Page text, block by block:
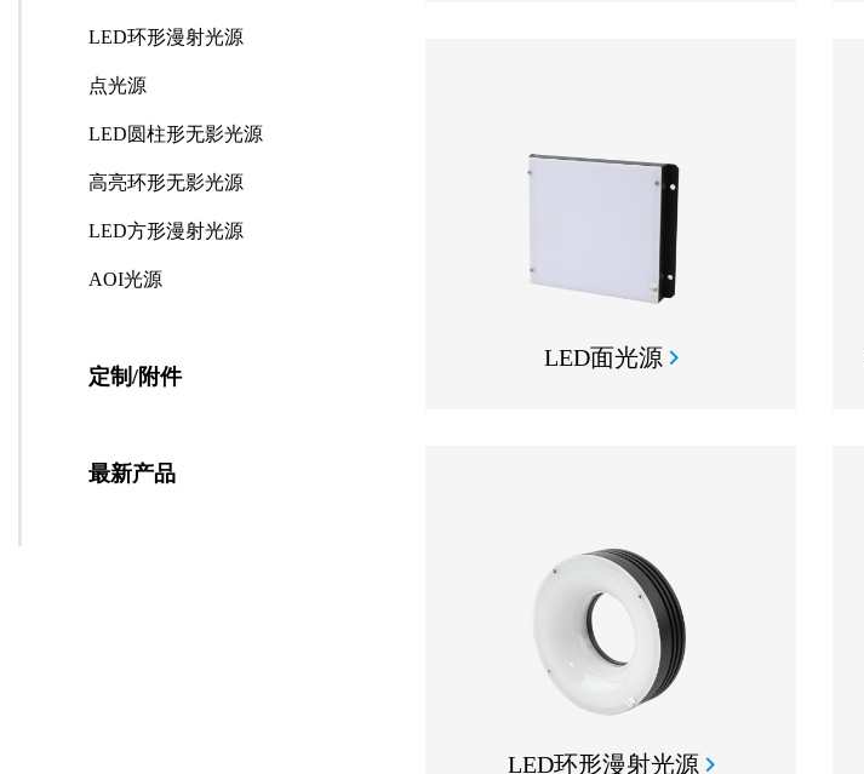
LED环形漫射光源
点光源
LED圆柱形无影光源
高亮环形无影光源
LED方形漫射光源
AOI光源
定制/附件
最新产品
LED面光源
LED环形漫射光源